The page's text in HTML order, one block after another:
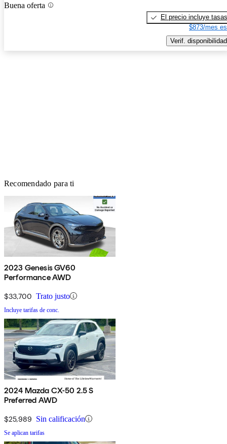
Buena oferta
El precio incluye tasas
$873/mes
Verif. disponibilidad
Recomendado para ti
2023 Genesis GV60
Performance AWD
$33,700 Trato justo
Incluye tarifas de conc.
2024 Mazda CX-50 2.5 S
Preferred AWD
$25,989 Sin calificación
Se aplican tarifas